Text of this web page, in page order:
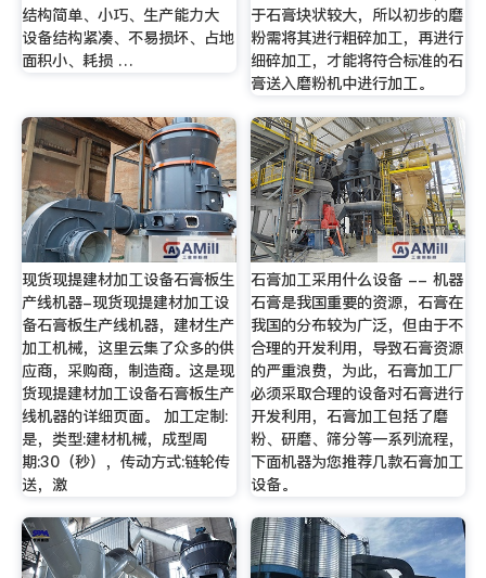
结构简单、小巧、生产能力大
设备结构紧凑、不易损坏、占地
面积小、耗损 …
于石膏块状较大，所以初步的磨
粉需将其进行粗碎加工，再进行
细碎加工，才能将符合标准的石
膏送入磨粉机中进行加工。
现货现提建材加工设备石膏板生
产线机器-现货现提建材加工设
备石膏板生产线机器，建材生产
加工机械，这里云集了众多的供
应商，采购商，制造商。这是现
货现提建材加工设备石膏板生产
线机器的详细页面。 加工定制:
是，类型:建材机械，成型周
期:30（秒），传动方式:链轮传
送，激
石膏加工采用什么设备 -- 机器
石膏是我国重要的资源，石膏在
我国的分布较为广泛，但由于不
合理的开发利用，导致石膏资源
的严重浪费，为此，石膏加工厂
必须采取合理的设备对石膏进行
开发利用，石膏加工包括了磨
粉、研磨、筛分等一系列流程，
下面机器为您推荐几款石膏加工
设备。